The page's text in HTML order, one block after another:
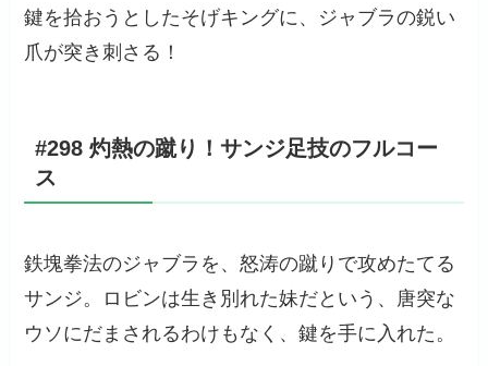
鍵を拾おうとしたそげキングに、ジャブラの鋭い
爪が突き刺さる！
#298 灼熱の蹴り！サンジ足技のフルコー
ス
鉄塊拳法のジャブラを、怒涛の蹴りで攻めたてる
サンジ。ロビンは生き別れた妹だという、唐突な
ウソにだまされるわけもなく、鍵を手に入れた。